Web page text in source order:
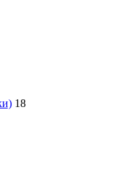
18